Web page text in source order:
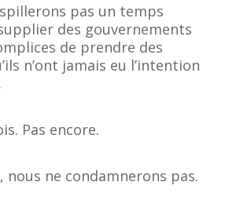
pas un temps
des gouvernements
de prendre des
n’ont jamais eu l’intention
Pas encore.
nous ne condamnerons pas.